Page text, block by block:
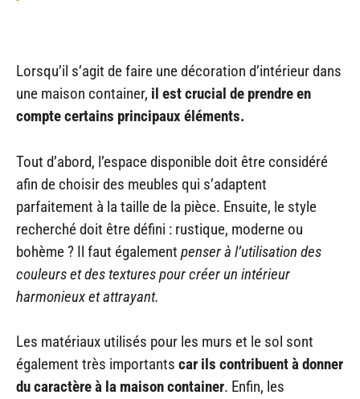
Lorsqu’il s’agit de faire une décoration d’intérieur dans
une maison container, il est crucial de prendre en
compte certains principaux éléments.
Tout d’abord, l’espace disponible doit être considéré
afin de choisir des meubles qui s’adaptent
parfaitement à la taille de la pièce. Ensuite, le style
recherché doit être défini : rustique, moderne ou
bohème ? Il faut également penser à l’utilisation des
couleurs et des textures pour créer un intérieur
harmonieux et attrayant.
Les matériaux utilisés pour les murs et le sol sont
également très importants car ils contribuent à donner
du caractère à la maison container. Enfin, les